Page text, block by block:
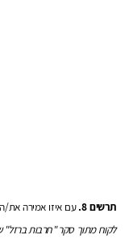
תרשים 8. עם איזו אמירה את/
לקוח מתוך סקר "חרבות ברזל" שנערך בין ה-